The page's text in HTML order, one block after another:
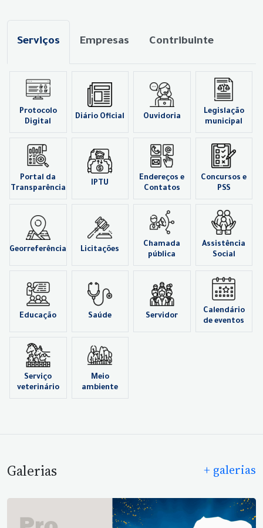
Serviços Empresas Contribuinte
Protocolo
Digital
Diário Oficial Ouvidoria
Legislação
municipal
Portal da
Transparência
IPTU
Endereços e
Contatos
Concursos e
PSS
Georreferência Licitações
Chamada
pública
Assistência
Social
Educação Saúde Servidor
Calendário
de eventos
Serviço
veterinário
Meio
ambiente
Galerias + galerias